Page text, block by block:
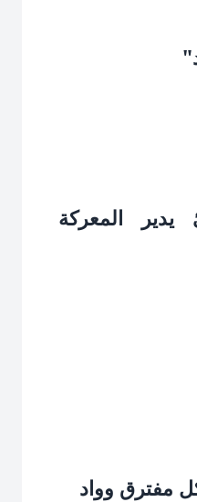
يدير المعركة
مفترق وواد‏